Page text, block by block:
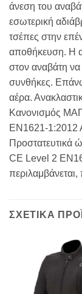
άνεση του
εσωτερική
τσέπες στην
αποθήκευση. Η
στον αναβάτη να
συνθήκες.
αέρα.
Κανονισμός
EN1621-1:2012
Προστατευτικά
CE Level 2
ΣΧΕΤΙΚΑ